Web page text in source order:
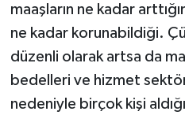
maaşların ne kadar
ne kadar korunabildiği.
düzenli olarak artsa da
bedelleri ve hizmet
nedeniyle birçok kişi